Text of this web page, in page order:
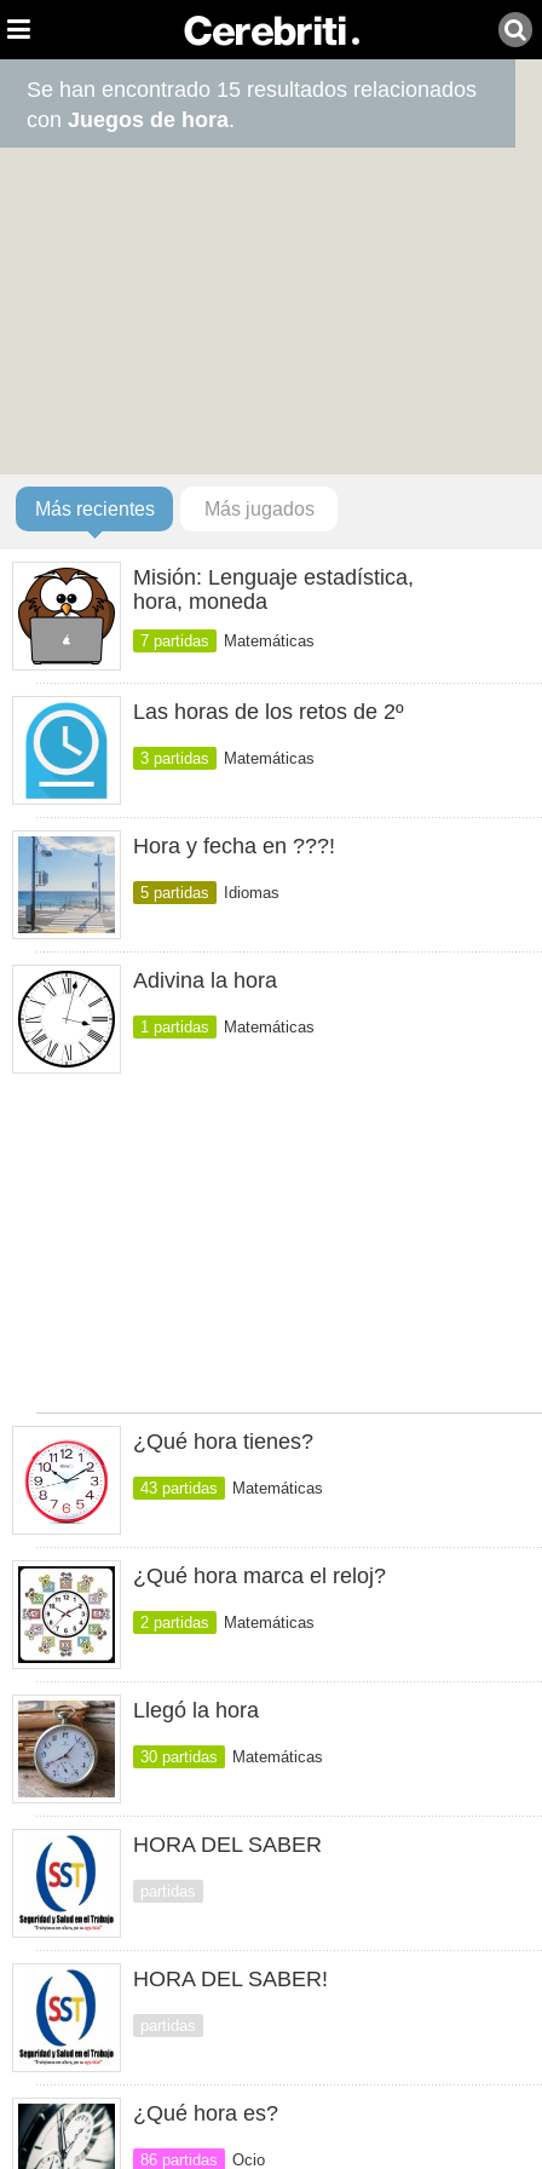
Se han encontrado 15 resultados relacionados
conJuegos de hora.
Más recientes Más jugados
Misión: Lenguaje estadística,
hora, moneda
7 partidas Matemáticas
Las horas de los retos de 2º
3 partidas Matemáticas
Hora y fecha en ???!
5 partidas Idiomas
Adivina la hora
1 partidas Matemáticas
¿Qué hora tienes?
43 partidas Matemáticas
¿Qué hora marca el reloj?
2 partidas Matemáticas
Llegó la hora
30 partidas Matemáticas
HORA DEL SABER
partidas
HORA DEL SABER!
partidas
¿Qué hora es?
86 partidas Ocio